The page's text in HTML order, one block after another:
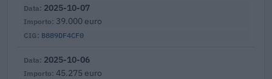
B889DF4CF0
2025-10-07
39.000 euro
2025-10-06
45.275 euro